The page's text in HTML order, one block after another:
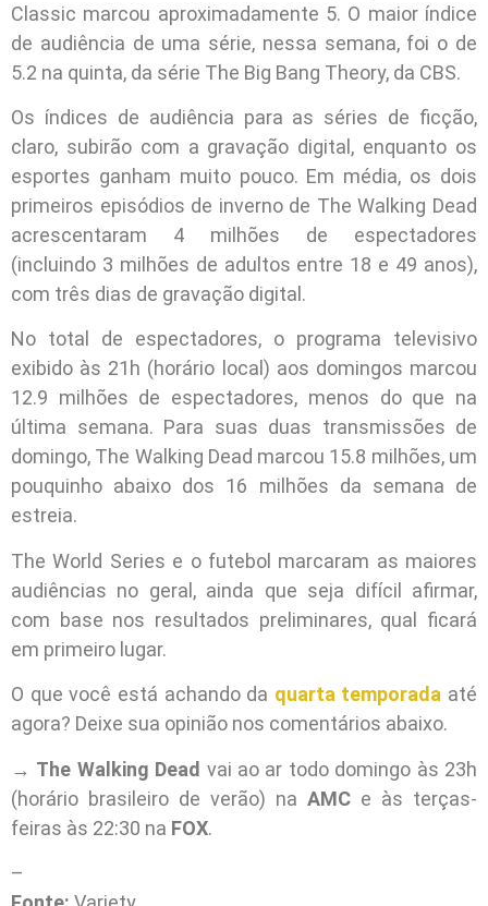
Classic marcou aproximadamente 5. O maior índice
de audiência de uma série, nessa semana, foi o de
5.2 na quinta, da série The Big Bang Theory, da CBS.
Os índices de audiência para as séries de ficção,
claro, subirão com a gravação digital, enquanto os
esportes ganham muito pouco. Em média, os dois
primeiros episódios de inverno de The Walking Dead
acrescentaram 4 milhões de espectadores
(incluindo 3 milhões de adultos entre 18 e 49 anos),
com três dias de gravação digital.
No total de espectadores, o programa televisivo
exibido às 21h (horário local) aos domingos marcou
12.9 milhões de espectadores, menos do que na
última semana. Para suas duas transmissões de
domingo, The Walking Dead marcou 15.8 milhões, um
pouquinho abaixo dos 16 milhões da semana de
estreia.
The World Series e o futebol marcaram as maiores
audiências no geral, ainda que seja difícil afirmar,
com base nos resultados preliminares, qual ficará
em primeiro lugar.
O que você está achando da quarta temporada até
agora? Deixe sua opinião nos comentários abaixo.
→ The Walking Dead vai ao ar todo domingo às 23h
(horário brasileiro de verão) na AMC e às terças-
feiras às 22:30 na FOX.
–